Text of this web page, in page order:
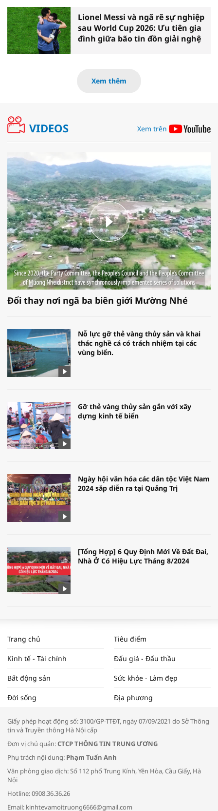
Lionel Messi và ngã rẽ sự nghiệp
sau World Cup 2026: Ưu tiên gia
đình giữa bão tin đồn giải nghệ
Xem thêm
VIDEOS Xem trên
Đổi thay nơi ngã ba biên giới Mường Nhé
Nỗ lực gỡ thẻ vàng thủy sản và khai
thác nghề cá có trách nhiệm tại các
vùng biển.
Gỡ thẻ vàng thủy sản gắn với xây
dựng kinh tế biển
Ngày hội văn hóa các dân tộc Việt Nam
2024 sắp diễn ra tại Quảng Trị
[Tổng Hợp] 6 Quy Định Mới Về Đất Đai,
Nhà Ở Có Hiệu Lực Tháng 8/2024
NAM NĂM 2024 VÀ NĂM 2025 | NHỊP
ĐẬP THỊ TRƯỜNG #62
Tọa đàm “Xúc tiến thương mại: Khơi
Bác sĩ tư vấn cách phòng tránh bệnh
Trang chủ Tiêu điểm
Kinh tế - Tài chính Đấu giá - Đấu thầu
Bất động sản Sức khỏe - Làm đẹp
Đời sống Địa phương
Giấy phép hoạt động số: 3100/GP-TTĐT, ngày 07/09/2021 do Sở Thông
tin và Truyền thông Hà Nội cấp
Đơn vị chủ quản:CTCP THÔNG TIN TRUNG ƯƠNG
Phụ trách nội dung: Phạm Tuấn Anh
Văn phòng giao dịch: Số 112 phố Trung Kính, Yên Hòa, Cầu Giấy, Hà
Nội
Hotline: 0908.36.36.26
Email: kinhtevamoitruong6666@gmail.com